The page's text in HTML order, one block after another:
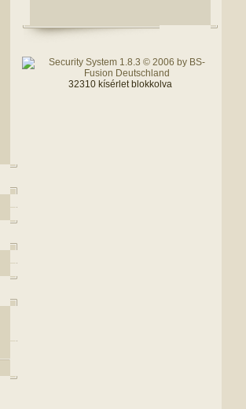
32310 kísérlet blokkolva